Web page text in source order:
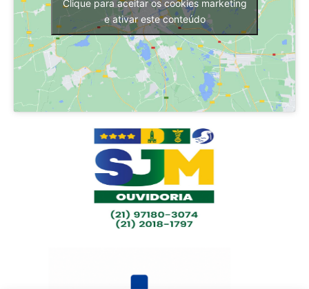
Clique para aceitar os cookies marketing
e ativar este conteúdo